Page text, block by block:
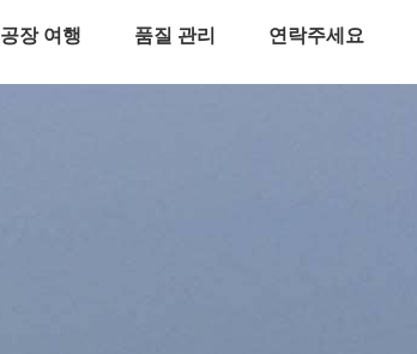
공장 여행 품질 관리 연락주세요